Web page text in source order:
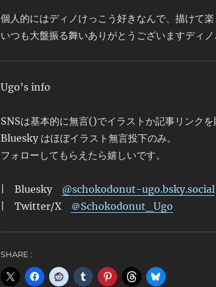
個人的にはディノけっこう好きなんで、描けて楽
いつも大盤振る舞いありがとうございますディノ
Ugo’s info
SNSは基本的に無言()でイラストか記事リンク
Bluesky はほぼイラスト無言投下のみ。
フォローしてもらえたら嬉しいです。
| Bluesky @schokodonut-ugo.bsky.social‬
| Twitter/X
＠Schokodonut_Ugo
SHARE :